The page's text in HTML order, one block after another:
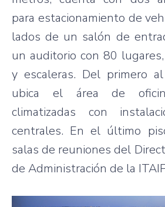
para estacionamiento de
lados de un salón de
un auditorio con 80
y escaleras. Del primero
ubica el área de
climatizadas con
centrales. En el último
salas de reuniones del
de Administración de la